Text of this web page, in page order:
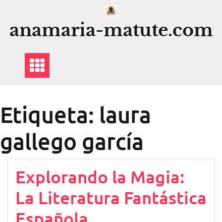
contenido
anamaria-matute.com
Etiqueta: laura
gallego garcía
Explorando la Magia:
La Literatura Fantástica